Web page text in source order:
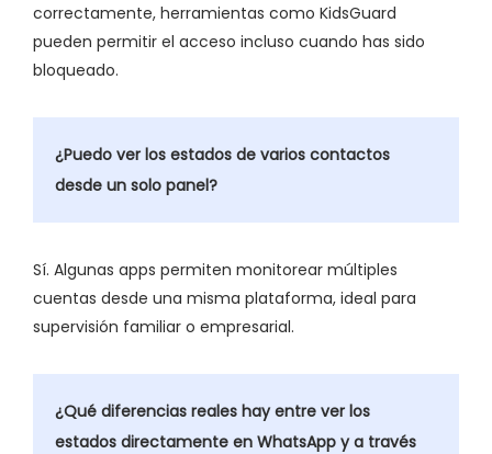
correctamente, herramientas como KidsGuard
pueden permitir el acceso incluso cuando has sido
bloqueado.
¿Puedo ver los estados de varios contactos
desde un solo panel?
Sí. Algunas apps permiten monitorear múltiples
cuentas desde una misma plataforma, ideal para
supervisión familiar o empresarial.
¿Qué diferencias reales hay entre ver los
estados directamente en WhatsApp y a través